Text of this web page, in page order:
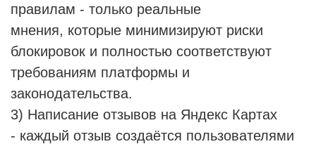
правилам - только реальные
мнения, которые минимизируют риски
блокировок и полностью соответствуют
требованиям платформы и
законодательства.
3) Написание отзывов на Яндекс Картах
- каждый отзыв создаётся пользователями